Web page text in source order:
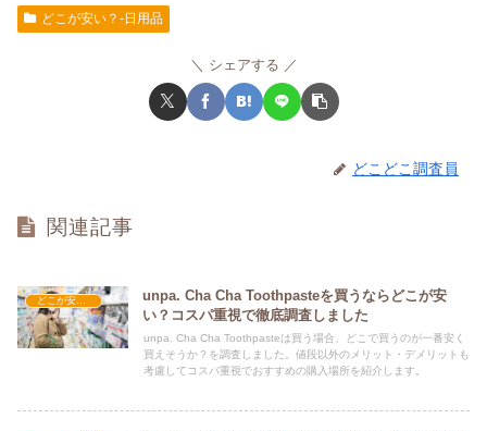
どこが安い？-日用品
シェアする
どこどこ調査員
関連記事
どこが安い？-日用品
unpa. Cha Cha Toothpasteを買うならどこが安
い？コスパ重視で徹底調査しました
unpa. Cha Cha Toothpasteは買う場合、どこで買うのが一番安く
買えそうか？を調査しました。値段以外のメリット・デメリットも
考慮してコスパ重視でおすすめの購入場所を紹介します。